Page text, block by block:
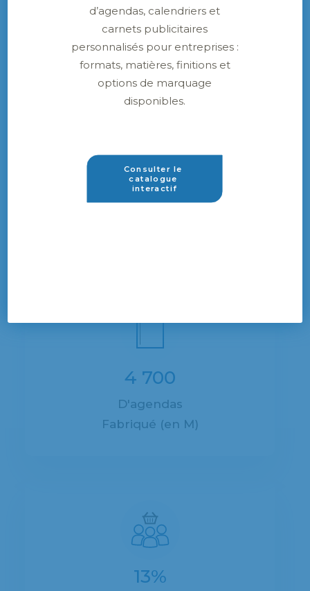
4 700
D'agendas
Fabriqué (en M)
13%
d’agendas, calendriers et
carnets publicitaires
personnalisés pour entreprises :
formats, matières, finitions et
options de marquage
disponibles.
Consulter le
catalogue
interactif